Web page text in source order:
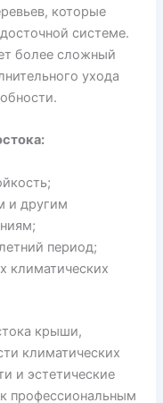
которые
системе.
более сложный
ухода
и другим
период;
климатических
крыши,
климатических
и эстетические
профессиональным